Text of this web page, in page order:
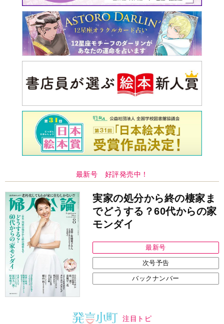
最新号 好評発売中！
実家の処分から終の棲家ま
でどうする？60代からの家
モンダイ
最新号
次号予告
バックナンバー
注目トピ